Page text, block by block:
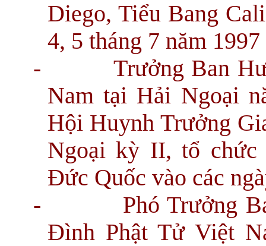
Diego, Tiểu Bang
4, 5 tháng 7 năm 1997
-
Trưởng Ban
Nam tại Hải Ngoại
Hội Huynh Trưởng
Ngoại kỳ II, tổ chức
Đức Quốc vào các
-
Phó Trưởng
Đình Phật Tử Việt